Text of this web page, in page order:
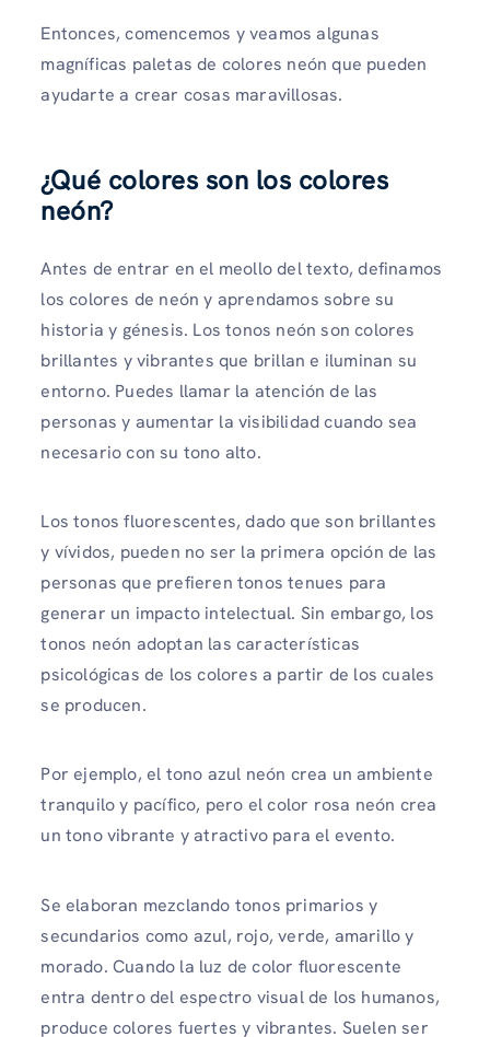
Entonces, comencemos y veamos algunas
magníficas paletas de colores neón que pueden
ayudarte a crear cosas maravillosas.
¿Qué colores son los colores
neón?
Antes de entrar en el meollo del texto, definamos
los colores de neón y aprendamos sobre su
historia y génesis. Los tonos neón son colores
brillantes y vibrantes que brillan e iluminan su
entorno. Puedes llamar la atención de las
personas y aumentar la visibilidad cuando sea
necesario con su tono alto.
Los tonos fluorescentes, dado que son brillantes
y vívidos, pueden no ser la primera opción de las
personas que prefieren tonos tenues para
generar un impacto intelectual. Sin embargo, los
tonos neón adoptan las características
psicológicas de los colores a partir de los cuales
se producen.
Por ejemplo, el tono azul neón crea un ambiente
tranquilo y pacífico, pero el color rosa neón crea
un tono vibrante y atractivo para el evento.
Se elaboran mezclando tonos primarios y
secundarios como azul, rojo, verde, amarillo y
morado. Cuando la luz de color fluorescente
entra dentro del espectro visual de los humanos,
produce colores fuertes y vibrantes. Suelen ser